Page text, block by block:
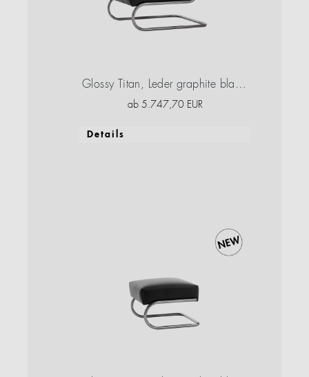
Glossy Titan, Leder graphite black, Buche graphite black, Hochglanzlack
ab 5.747,70 EUR
Details